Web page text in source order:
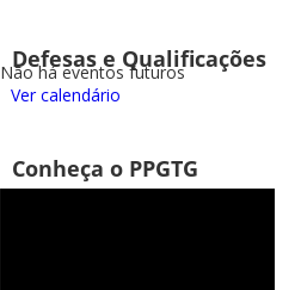
Defesas e Qualificações
Não há eventos futuros
Ver calendário
Conheça o PPGTG